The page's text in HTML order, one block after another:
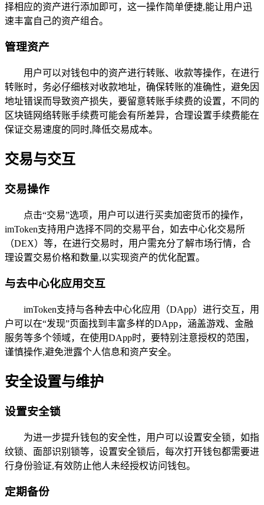
择相应的资产进行添加即可，这一操作简单便捷,能让用户迅
速丰富自己的资产组合。
管理资产
用户可以对钱包中的资产进行转账、收款等操作，在进行
转账时，务必仔细核对收款地址，确保转账的准确性，避免因
地址错误而导致资产损失，要留意转账手续费的设置，不同的
区块链网络转账手续费可能会有所差异，合理设置手续费能在
保证交易速度的同时,降低交易成本。
交易与交互
交易操作
点击“交易”选项，用户可以进行买卖加密货币的操作，
imToken支持用户选择不同的交易平台，如去中心化交易所
（DEX）等，在进行交易时，用户需充分了解市场行情，合
理设置交易价格和数量,以实现资产的优化配置。
与去中心化应用交互
imToken支持与各种去中心化应用（DApp）进行交互，用
户可以在“发现”页面找到丰富多样的DApp，涵盖游戏、金融
服务等多个领域，在使用DApp时，要特别注意授权的范围，
谨慎操作,避免泄露个人信息和资产安全。
安全设置与维护
设置安全锁
为进一步提升钱包的安全性，用户可以设置安全锁，如指
纹锁、面部识别锁等，设置安全锁后，每次打开钱包都需要进
行身份验证,有效防止他人未经授权访问钱包。
定期备份